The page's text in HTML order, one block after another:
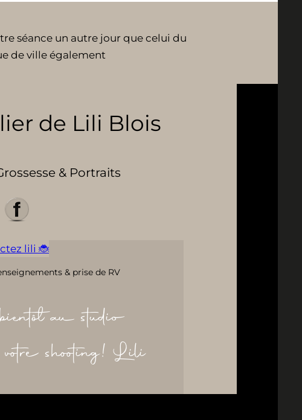
séance un autre jour que celui du
de ville également
de Lili Blois
& Portraits
lili 🐞
& prise de RV
au studio
votre shooting! Lili